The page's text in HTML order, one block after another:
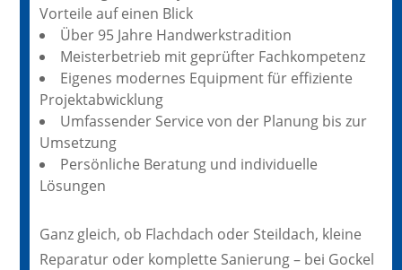
Vorteile auf einen Blick
Über 95 Jahre Handwerkstradition
Meisterbetrieb mit geprüfter Fachkompetenz
Eigenes modernes Equipment für effiziente
Projektabwicklung
Umfassender Service von der Planung bis zur
Umsetzung
Persönliche Beratung und individuelle
Lösungen
Ganz gleich, ob Flachdach oder Steildach, kleine
Reparatur oder komplette Sanierung – bei Gockel